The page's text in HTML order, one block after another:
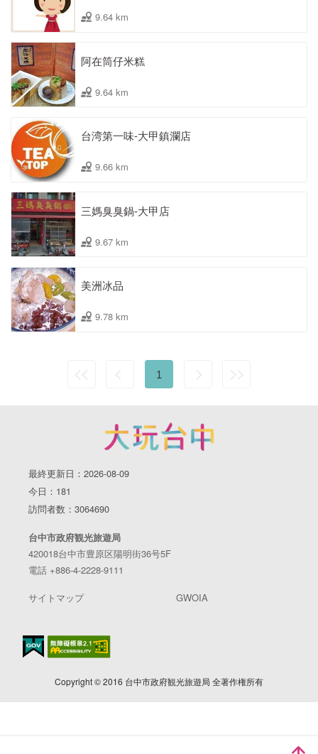
9.64 km
阿在筒仔米糕
9.64 km
台湾第一味-大甲鎮瀾店
9.66 km
三媽臭臭鍋-大甲店
9.67 km
美洲冰品
9.78 km
1
最終更新日：2026-08-09
今日：181
訪問者数：3064690
台中市政府観光旅遊局
420018台中市豊原区陽明街36号5F
電話 +886-4-2228-9111
サイトマップ GWOIA
Copyright © 2016 台中市政府観光旅遊局 全著作権所有